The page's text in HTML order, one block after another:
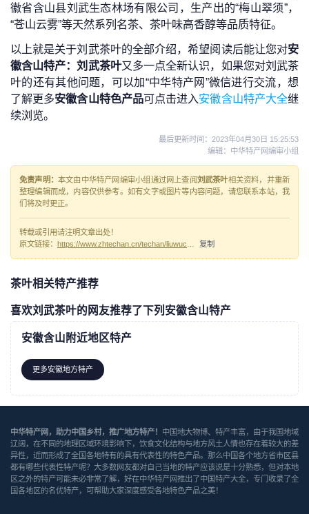
徽省含山县刘武生态林场有限公司，生产出的“梅山翠须”，
“苍山云雾”等天然系列名茶、茶叶味高香醇等品质特征。
以上就是关于刘武茶叶的全部介绍，希望阅读后能让您对安
徽含山特产：刘武茶叶又多一点全新认识，如果您对刘武茶
叶的还有其他问题，可以加“中华特产网”微信进行交流，想
了解更多安徽含山特色产品可点击进入安徽含山特产大全继
续浏览。
最后更新时间： 2023年04月30日 15:25:53
编辑：中华特产网编审小组
免责声明：本文由中华特产网编审小组通过网上查阅刘武茶叶相关资料，并重新
整理编辑而成，内容仅供参考。如有文字或图片等内容问题，请您联系本站，我
们将及时更正。
转载或引用请注明文章出处！
原文链接：
复制
茶叶相关特产推荐
喜欢刘武茶叶的网友推荐了下列安徽含山特产
安徽含山附近地区特产
更多安徽地方特产
中华特产网，助力中国乡村，推广地方特产！ 中国地大物博、特产丰富，由于我国地域
辽阔，在不同的地理区域环境影响下，饮食文化结构与地方风土人情也存在着较大的差
异性，近而形成了全国各地特有的具有代表性的特色产品。那么中国各个地方省市区县
都有哪些代表性特产呢？大多数网友都对自己当地的特产应该说是十分熟悉，但对本地
区之外的特产可能未必非常了解，好在中华特产网推出了中国特产大全，专门收录了全
国各地区的名优特产，可帮助大家深度感受各地特色产品之美！